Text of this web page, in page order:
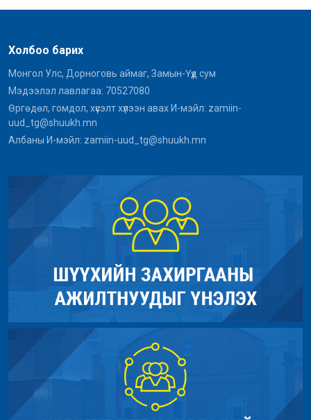
Холбоо барих
Монгол Улс, Дорноговь аймаг, Замын-Үүд сум
Мэдээлэл лавлагаа: 70527080
Өргөдөл, гомдол, хүсэлт хүлээн авах И-мэйл: zamiin-
uud_tg@shuukh.mn
Албаны И-мэйл: zamiin-uud_tg@shuukh.mn